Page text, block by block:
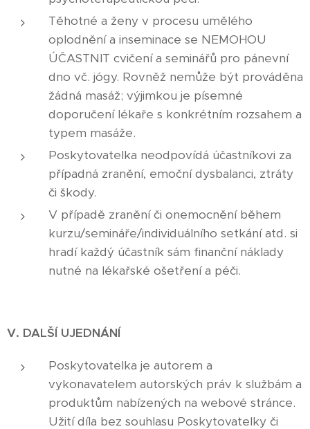
Těhotné a ženy v procesu umělého
oplodnění a inseminace se NEMOHOU
ÚČASTNIT cvičení a seminářů pro pánevní
dno vč. jógy. Rovněž nemůže být prováděna
žádná masáž; výjimkou je písemné
doporučení lékaře s konkrétním rozsahem a
typem masáže.
Poskytovatelka neodpovídá účastníkovi za
případná zranění, emoční dysbalanci, ztráty
či škody.
V případě zranění či onemocnění během
kurzu/semináře/individuálního setkání atd. si
hradí každý účastník sám finanční náklady
nutné na lékařské ošetření a péči.
V. DALŠÍ UJEDNÁNÍ
Poskytovatelka je autorem a
vykonavatelem autorských práv k službám a
produktům nabízených na webové stránce.
Užití díla bez souhlasu Poskytovatelky či